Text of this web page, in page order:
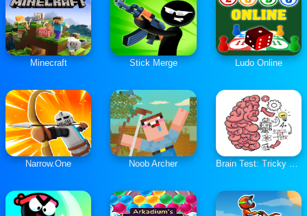
Minecraft Stick Merge Ludo Online
Narrow.One Noob Archer Brain Test: Tricky Puzzles